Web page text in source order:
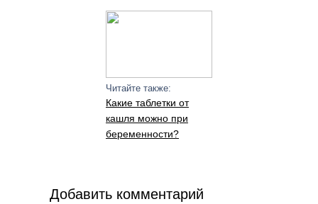
Читайте также:
Какие таблетки от
кашля можно при
беременности?
Добавить комментарий